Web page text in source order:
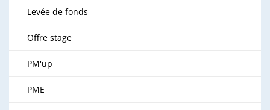
Levée de fonds
Offre stage
PM'up
PME